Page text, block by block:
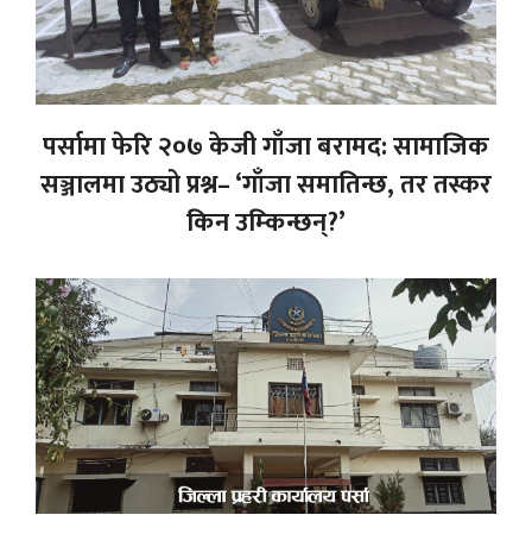
पर्सामा फेरि २०७ केजी गाँजा बरामद: सामाजिक
सञ्जालमा उठ्यो प्रश्न– ‘गाँजा समातिन्छ, तर तस्कर
किन उम्किन्छन्?’